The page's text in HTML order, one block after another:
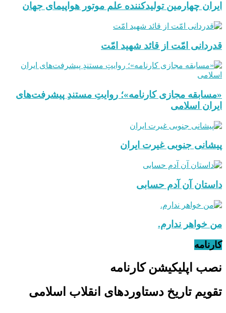
ایران چهارمین تولیدکننده علم موتور هواپیمای جهان
قدردانی امّت از قائد شهید امّت
«مسابقه مجازی کارنامه»؛ روایتِ مستندِ پیشرفت‌های
ایران اسلامی
پیشانی جنوبی غیرت ایران
داستان آن آدم حسابی
من خواهر ندارم.
کارنامه
نصب اپلیکیشن کارنامه
تقویم تاریخ دستاوردهای انقلاب اسلامی